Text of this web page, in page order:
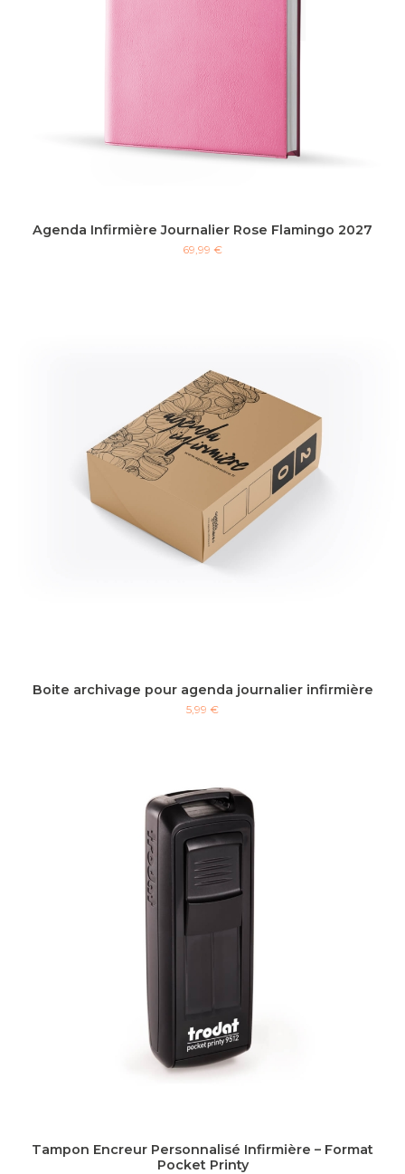
Agenda Infirmière Journalier Rose Flamingo 2027
69,99 €
Boite archivage pour agenda journalier infirmière
5,99 €
Tampon Encreur Personnalisé Infirmière – Format
Pocket Printy